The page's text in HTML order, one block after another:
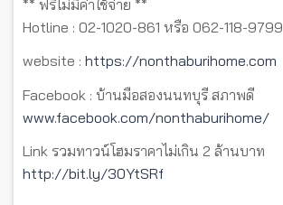
** ฟรีไม่มีค่าใช้จ่าย **
Hotline : 02-1020-861 หรือ 062-118-9799
website : https://nonthaburihome.com
Facebook : บ้านมือสองนนทบุรี สภาพดี
www.facebook.com/nonthaburihome/
Link รวมทาวน์โฮมราคาไม่เกิน 2 ล้านบาท
http://bit.ly/30YtSRf